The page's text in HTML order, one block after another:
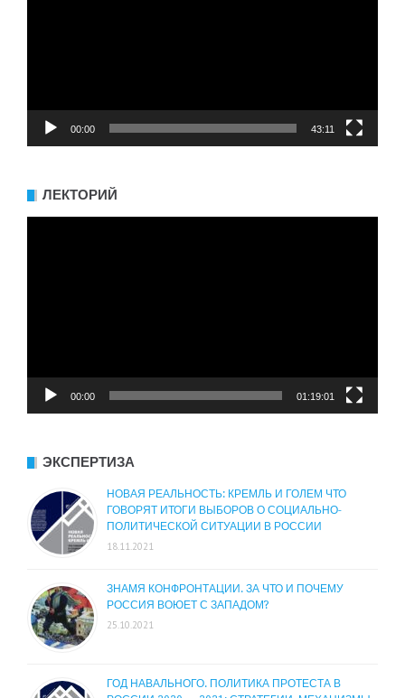
00:00 43:11
ЛЕКТОРИЙ
00:00 01:19:01
ЭКСПЕРТИЗА
НОВАЯ РЕАЛЬНОСТЬ: КРЕМЛЬ И ГОЛЕМ ЧТО
ГОВОРЯТ ИТОГИ ВЫБОРОВ О СОЦИАЛЬНО-
ПОЛИТИЧЕСКОЙ СИТУАЦИИ В РОССИИ
18.11.2021
ЗНАМЯ КОНФРОНТАЦИИ. ЗА ЧТО И ПОЧЕМУ
РОССИЯ ВОЮЕТ С ЗАПАДОМ?
25.10.2021
ГОД НАВАЛЬНОГО. ПОЛИТИКА ПРОТЕСТА В